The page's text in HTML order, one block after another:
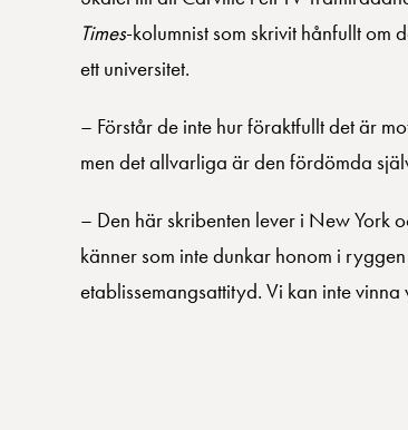
Times-kolumnist som skrivit hånfullt om
ett universitet.
– Förstår de inte hur föraktfullt det är
men det allvarliga är den fördömda
– Den här skribenten lever i New York
känner som inte dunkar honom i
etablissemangsattityd. Vi kan inte